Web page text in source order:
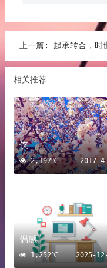
上一篇: 起承转合，时也命
相关推荐
侠
2017-
2,197℃
偶感
2025-
1,252℃